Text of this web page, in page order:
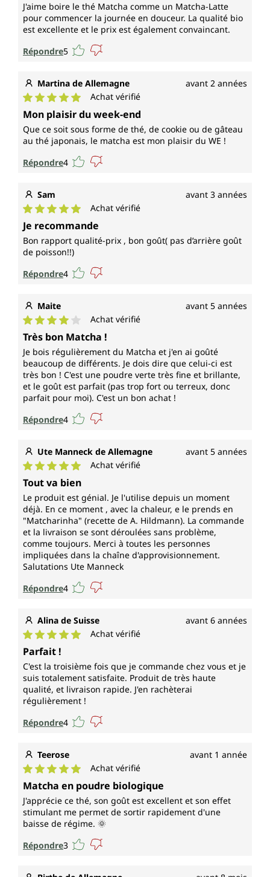
J'aime boire le thé Matcha comme un Matcha-Latte
pour commencer la journée en douceur. La qualité bio
est excellente et le prix est également convaincant.
Répondre5
Martina de Allemagne avant 2 années
Note moyenne de 5 sur 5 étoiles
Achat vérifié
Mon plaisir du week-end
Que ce soit sous forme de thé, de cookie ou de gâteau
au thé japonais, le matcha est mon plaisir du WE !
Répondre4
Sam avant 3 années
Note moyenne de 5 sur 5 étoiles
Achat vérifié
Je recommande
Bon rapport qualité-prix , bon goût( pas d’arrière goût
de poisson!!)
Répondre4
Maite avant 5 années
Note moyenne de 4 sur 5 étoiles
Achat vérifié
Très bon Matcha !
Je bois régulièrement du Matcha et j'en ai goûté
beaucoup de différents. Je dois dire que celui-ci est
très bon ! C'est une poudre verte très fine et brillante,
et le goût est parfait (pas trop fort ou terreux, donc
parfait pour moi). C'est un bon achat !
Répondre4
Ute Manneck de Allemagne avant 5 années
Note moyenne de 5 sur 5 étoiles
Achat vérifié
Tout va bien
Le produit est génial. Je l'utilise depuis un moment
déjà. En ce moment , avec la chaleur, e le prends en
"Matcharinha" (recette de A. Hildmann). La commande
et la livraison se sont déroulées sans problème,
comme toujours. Merci à toutes les personnes
impliquées dans la chaîne d'approvisionnement.
Salutations Ute Manneck
Répondre4
Alina de Suisse avant 6 années
Note moyenne de 5 sur 5 étoiles
Achat vérifié
Parfait !
C'est la troisième fois que je commande chez vous et je
suis totalement satisfaite. Produit de très haute
qualité, et livraison rapide. J'en rachèterai
régulièrement !
Répondre4
Teerose avant 1 année
Note moyenne de 5 sur 5 étoiles
Achat vérifié
Matcha en poudre biologique
J'apprécie ce thé, son goût est excellent et son effet
stimulant me permet de sortir rapidement d'une
baisse de régime. 🌞
Répondre3